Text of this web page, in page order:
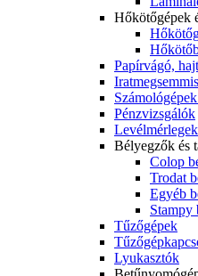
Hőkötőgépek
Papírvágó,
Pénzvizsgálók
Levélmérlegek
Bélyegzők és
Colop
Trodat
Egyéb
Stampy
Tűzőgépek
Lyukasztók